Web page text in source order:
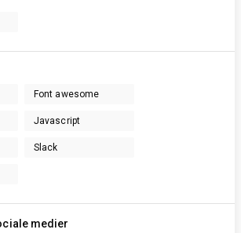
Font awesome
Javascript
Slack
medier